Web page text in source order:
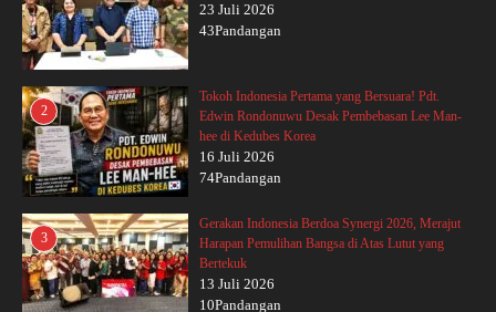
23 Juli 2026
43Pandangan
2
Tokoh Indonesia Pertama yang Bersuara! Pdt.
Edwin Rondonuwu Desak Pembebasan Lee Man-
hee di Kedubes Korea
16 Juli 2026
74Pandangan
3
Gerakan Indonesia Berdoa Synergi 2026, Merajut
Harapan Pemulihan Bangsa di Atas Lutut yang
Bertekuk
13 Juli 2026
10Pandangan